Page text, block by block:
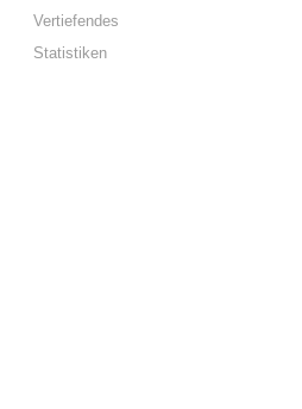
Vertiefendes
Statistiken